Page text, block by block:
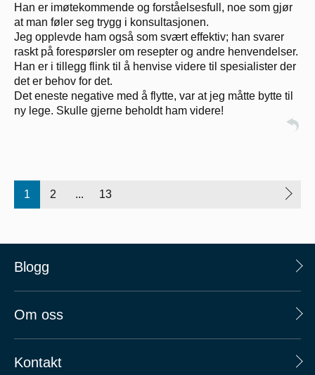
Han er imøtekommende og forståelsesfull, noe som gjør
at man føler seg trygg i konsultasjonen.
Jeg opplevde ham også som svært effektiv; han svarer
raskt på forespørsler om resepter og andre henvendelser.
Han er i tillegg flink til å henvise videre til spesialister der
det er behov for det.
Det eneste negative med å flytte, var at jeg måtte bytte til
ny lege. Skulle gjerne beholdt ham videre!
1 2 ... 13
Blogg
Om oss
Kontakt